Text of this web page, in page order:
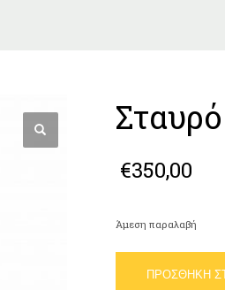
€350,00
Άμεση παραλαβή
ΧρυσόςΠΡΟΣΘΉΚΗ